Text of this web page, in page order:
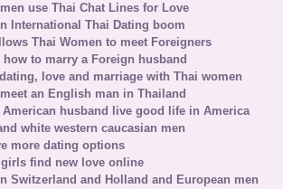
use Thai Chat Lines for Love
International Thai Dating boom
Thai Women to meet Foreigners
how to marry a Foreign husband
love and marriage with Thai women
an English man in Thailand
husband live good life in America
white western caucasian men
more dating options
find new love online
Switzerland and Holland and European men